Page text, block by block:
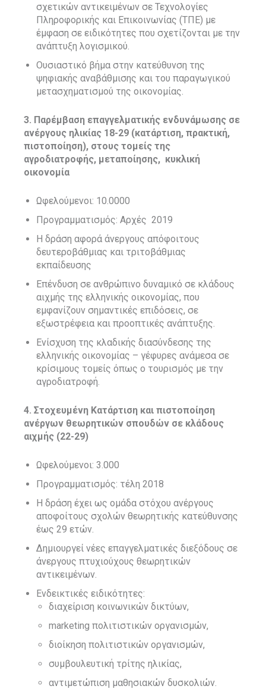
σχετικών αντικειμένων σε Τεχνολογίες
Πληροφορικής και Επικοινωνίας (ΤΠΕ) με
έμφαση σε ειδικότητες που σχετίζονται με την
ανάπτυξη λογισμικού.
Ουσιαστικό βήμα στην κατεύθυνση της
ψηφιακής αναβάθμισης και του παραγωγικού
μετασχηματισμού της οικονομίας.
3. Παρέμβαση επαγγελματικής ενδυνάμωσης σε
ανέργους ηλικίας 18-29 (κατάρτιση, πρακτική,
πιστοποίηση), στους τομείς της
αγροδιατροφής, μεταποίησης, κυκλική
οικονομία
Ωφελούμενοι: 10.0000
Προγραμματισμός: Αρχές 2019
Η δράση αφορά άνεργους απόφοιτους
δευτεροβάθμιας και τριτοβάθμιας
εκπαίδευσης
Επένδυση σε ανθρώπινο δυναμικό σε κλάδους
αιχμής της ελληνικής οικονομίας, που
εμφανίζουν σημαντικές επιδόσεις, σε
εξωστρέφεια και προοπτικές ανάπτυξης.
Ενίσχυση της κλαδικής διασύνδεσης της
ελληνικής οικονομίας – γέφυρες ανάμεσα σε
κρίσιμους τομείς όπως ο τουρισμός με την
αγροδιατροφή.
4. Στοχευμένη Κατάρτιση και πιστοποίηση
ανέργων θεωρητικών σπουδών σε κλάδους
αιχμής (22-29)
Ωφελούμενοι: 3.000
Προγραμματισμός: τέλη 2018
Η δράση έχει ως ομάδα στόχου ανέργους
αποφοίτους σχολών θεωρητικής κατεύθυνσης
έως 29 ετών.
Δημιουργεί νέες επαγγελματικές διεξόδους σε
άνεργους πτυχιούχους θεωρητικών
αντικειμένων.
Ενδεικτικές ειδικότητες:
διαχείριση κοινωνικών δικτύων,
marketing πολιτιστικών οργανισμών,
διοίκηση πολιτιστικών οργανισμών,
συμβουλευτική τρίτης ηλικίας,
αντιμετώπιση μαθησιακών δυσκολιών.